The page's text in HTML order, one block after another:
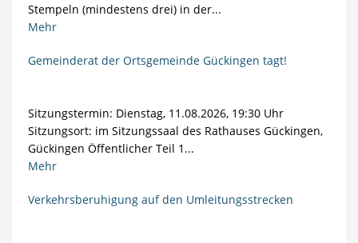
Stempeln (mindestens drei) in der...
Mehr
Gemeinderat der Ortsgemeinde Gückingen tagt!
Sitzungstermin: Dienstag, 11.08.2026, 19:30 Uhr
Sitzungsort: im Sitzungssaal des Rathauses Gückingen,
Gückingen Öffentlicher Teil 1...
Mehr
Verkehrsberuhigung auf den Umleitungsstrecken